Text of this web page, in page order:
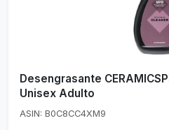
Desengrasante
Unisex Adulto
ASIN: B0C8CC4XM9